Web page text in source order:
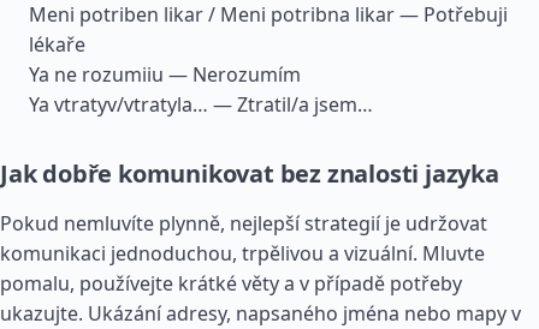
Meni potriben likar / Meni potribna likar — Potřebuji
lékaře
Ya ne rozumiiu — Nerozumím
Ya vtratyv/vtratyla… — Ztratil/a jsem…
Jak dobře komunikovat bez znalosti jazyka
Pokud nemluvíte plynně, nejlepší strategií je udržovat
komunikaci jednoduchou, trpělivou a vizuální. Mluvte
pomalu, používejte krátké věty a v případě potřeby
ukazujte. Ukázání adresy, napsaného jména nebo mapy v